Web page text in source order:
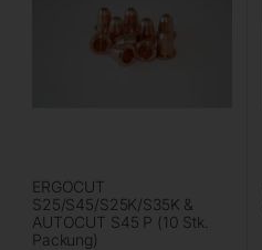
ERGOCUT
S25/S45/S25K/S35K &
AUTOCUT S45 P (10 Stk.
Packung)